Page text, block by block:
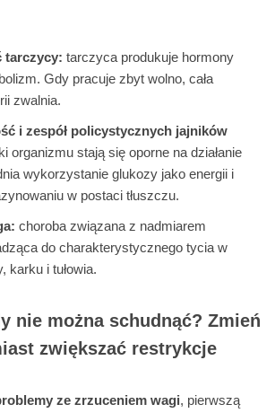
tarczycy: tarczyca produkuje hormony
Gdy pracuje zbyt wolno, cała
zwalnia.
i zespół policystycznych jajników
organizmu stają się oporne na działanie
wykorzystanie glukozy jako energii i
w postaci tłuszczu.
choroba związana z nadmiarem
do charakterystycznego tycia w
karku i tułowia.
nie można schudnąć? Zmień
zwiększać restrykcje
ze zrzuceniem wagi, pierwszą